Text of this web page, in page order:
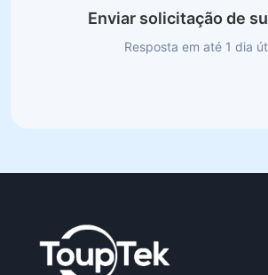
Enviar solicitação de
Resposta em até 1 dia